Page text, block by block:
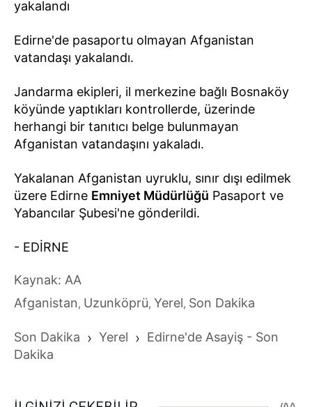
yakalandı
Edirne'de pasaportu olmayan Afganistan
vatandaşı yakalandı.
Jandarma ekipleri, il merkezine bağlı Bosnaköy
köyünde yaptıkları kontrollerde, üzerinde
herhangi bir tanıtıcı belge bulunmayan
Afganistan vatandaşını yakaladı.
Yakalanan Afganistan uyruklu, sınır dışı edilmek
üzere Edirne Emniyet Müdürlüğü Pasaport ve
Yabancılar Şubesi'ne gönderildi.
- EDİRNE
Kaynak: AA
Afganistan, Uzunköprü, Yerel, Son Dakika
Son Dakika › Yerel › Edirne'de Asayiş - Son
Dakika